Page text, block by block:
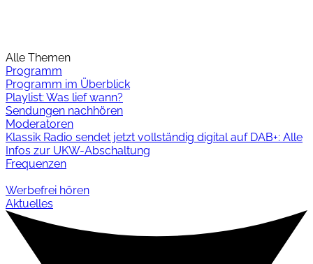
Alle Themen
Programm
Programm im Überblick
Playlist: Was lief wann?
Sendungen nachhören
Moderatoren
Klassik Radio sendet jetzt vollständig digital auf DAB+: Alle
Infos zur UKW-Abschaltung
Frequenzen
Werbefrei hören
Aktuelles